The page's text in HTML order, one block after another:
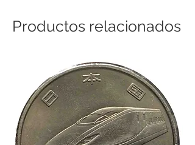
Productos relacionados